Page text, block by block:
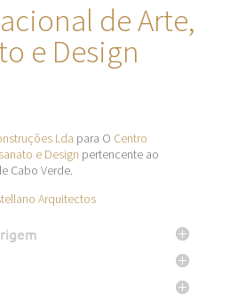
de Arte,
e Design
Lda para O Centro
e Design pertencente ao
Cabo Verde.
Arquitectos